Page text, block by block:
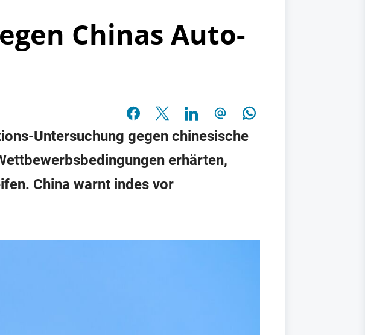
Chinas Auto-
Untersuchung gegen chinesische
erhärten,
China warnt indes vor